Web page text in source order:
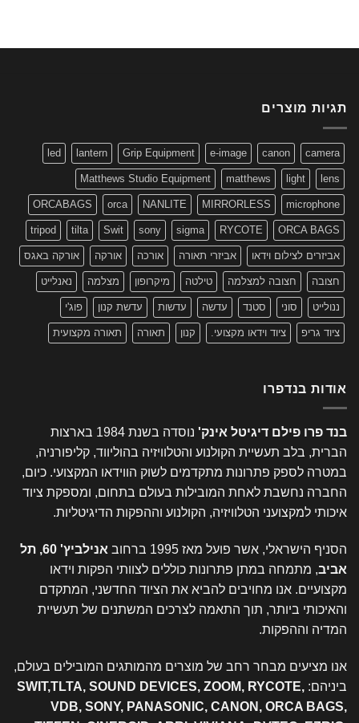
מוצרים
canon
e-image
Grip Equipment
lantern
led
light
matthews
Matthews Studio Equipment
MIRRORLESS
NANLITE
orca
ORCABAGS
ORCA
RYCOTE
sigma
sony
Swit
tilta
tripod
לצילום וידאו אביזרי תאורה אורכה אורקה אורקה באגס
חצובה למצלמה טילטה מיקרופון מצלמה נאנלייט
סוני סטנד עדשה עדשות עדשת קנון פוג'י
גריפ ציוד וידאו מקצועי. קנון תאורה תאורה מקצועית
בנדפרו
פרו פילם דיגיטל אינק'
נוסדה בשנת 1984 בארצות
בלב תעשיית הקולנוע והטלוויזיה בהוליווד, קליפורניה,
לספק פתרונות מתקדמים לשוק הווידאו המקצועי. כיום,
נחשבת לאחת המובילות בעולם בתחום, ומספקת ציוד
למקצועני הטלוויזיה, הקולנוע וההפקות הדיגיטליות.
הישראלי, אשר פועל מאז 1995 ברחוב
אנילביץ' 60, תל
, מתמחה במתן פתרונות כוללים לצוותי הפקות וידאו
אנו מחויבים להביא את הציוד החדשני, המתקדם
ביותר, תוך התאמה לצרכים המשתנים של תעשיית
וההפקות.
מציעים מבחר רחב של מוצרים מהמותגים המובילים בעולם,
SWIT,TLTA, SOUND DEVICES, ZOOM, RYCOTE,
VDB, SONY, PANASONIC, CANON, ORCA